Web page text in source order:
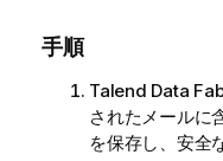
手順
Talend Data
されたメールに
を保存し、安全